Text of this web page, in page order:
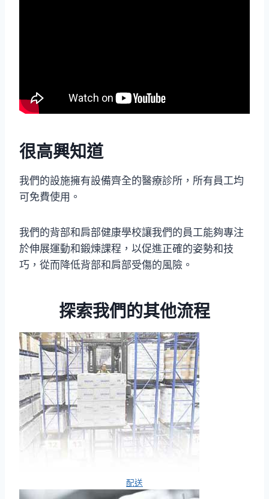
很高興知道
我們的設施擁有設備齊全的醫療診所，所有員工均
可免費使用。
我們的背部和肩部健康學校讓我們的員工能夠專注
於伸展運動和鍛煉課程，以促進正確的姿勢和技
巧，從而降低背部和肩部受傷的風險。
探索我們的其他流程
配送